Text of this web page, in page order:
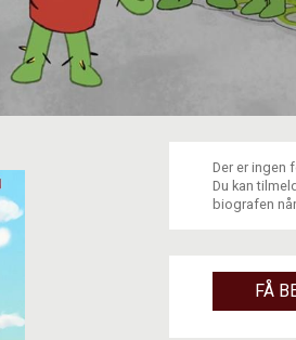
Der er ingen
Du kan
biografen
FÅ